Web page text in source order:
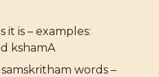
it is – examples:
kshamA
words –